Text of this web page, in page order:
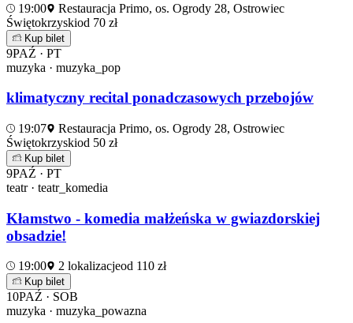
19:00
Restauracja Primo, os. Ogrody 28, Ostrowiec
Świętokrzyskiod 70 zł
Kup bilet
9PAŹ · PT
muzyka · muzyka_pop
klimatyczny recital ponadczasowych przebojów
19:07
Restauracja Primo, os. Ogrody 28, Ostrowiec
Świętokrzyskiod 50 zł
Kup bilet
9PAŹ · PT
teatr · teatr_komedia
Kłamstwo - komedia małżeńska w gwiazdorskiej
obsadzie!
19:00 2 lokalizacjeod 110 zł
Kup bilet
10PAŹ · SOB
muzyka · muzyka_powazna